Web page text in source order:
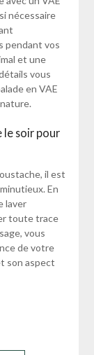
nécessaire
pendant vos
et une
vous
en VAE
le soir pour
il est
En
laver
toute trace
vous
de votre
son aspect